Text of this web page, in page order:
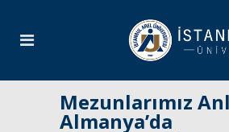
Mezunlarımız
Almanya’da